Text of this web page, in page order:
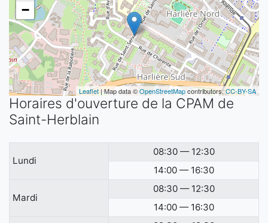
−
Leaflet| Map data ©OpenStreetMapcontributors,CC-BY-SA
Horaires d'ouverture de la CPAM de
Saint-Herblain
Lundi
08:30 — 12:30
14:00 — 16:30
Mardi
08:30 — 12:30
14:00 — 16:30